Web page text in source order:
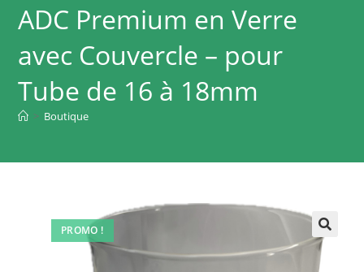
ADC Premium en Verre
avec Couvercle – pour
Tube de 16 à 18mm
> Boutique
PROMO !